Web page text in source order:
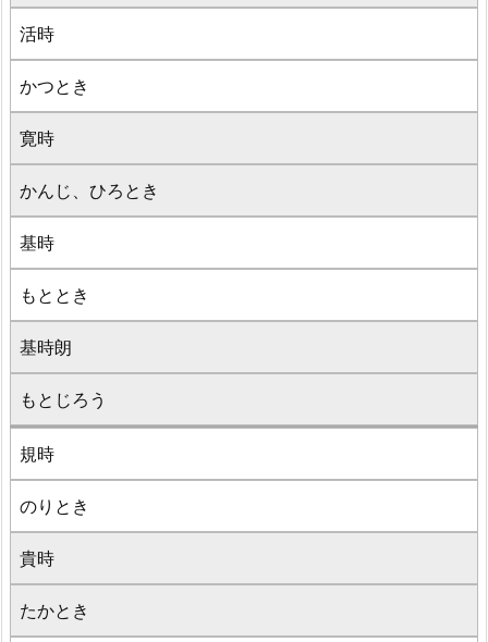
活時
かつとき
寛時
かんじ、ひろとき
基時
もととき
基時朗
もとじろう
規時
のりとき
貴時
たかとき